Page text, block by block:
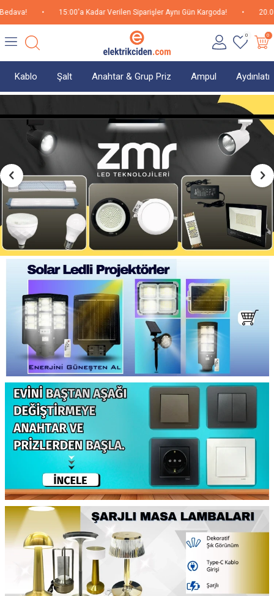
• 15:00'a Kadar Verilen Siparişler Aynı Gün Kargoda! • 20.000TL üzeri
0 0
Kablo Şalt Anahtar & Grup Priz Ampul